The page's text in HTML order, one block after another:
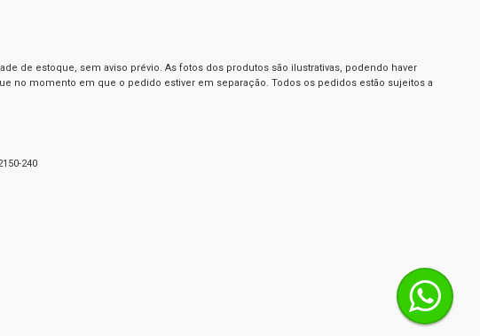
de estoque, sem aviso prévio. As fotos dos produtos são ilustrativas, podendo haver
no momento em que o pedido estiver em separação. Todos os pedidos estão sujeitos a
240